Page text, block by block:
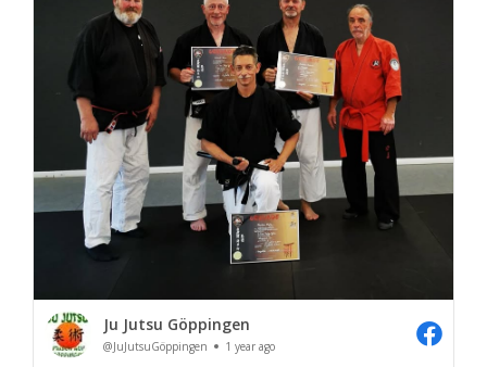
Ju Jutsu Göppingen
@JuJutsuGöppingen 1 year ago